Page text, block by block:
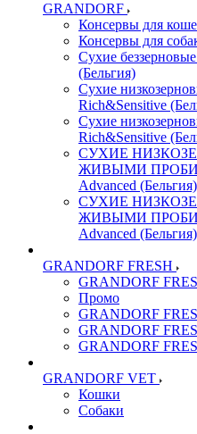
GRANDORF
Консервы для
Консервы для
Сухие
(Бельгия)
Сухие
Rich&Sensitive
Сухие
Rich&Sensitive
СУХИЕ
ЖИВЫМИ
Advanced (Бельгия)
СУХИЕ
ЖИВЫМИ
Advanced (Бельгия)
GRANDORF FRESH
GRANDORF
Промо
GRANDORF
GRANDORF
GRANDORF
GRANDORF VET
Кошки
Собаки